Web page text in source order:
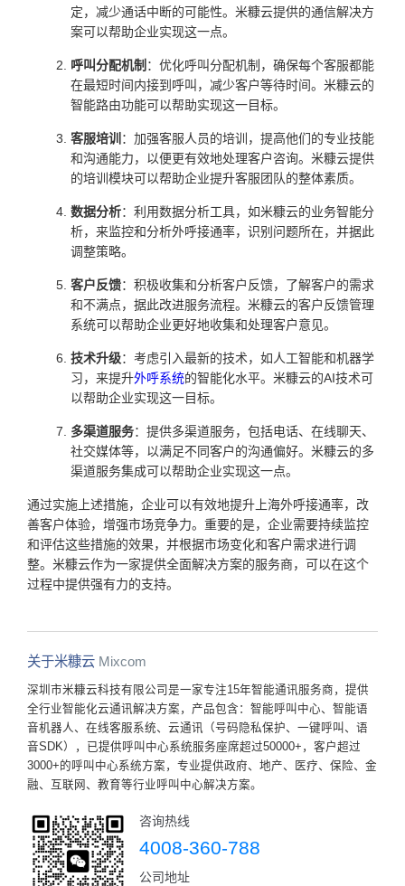
定，减少通话中断的可能性。米糠云提供的通信解决方
案可以帮助企业实现这一点。
呼叫分配机制 ：优化呼叫分配机制，确保每个客服都能
在最短时间内接到呼叫，减少客户等待时间。米糠云的
智能路由功能可以帮助实现这一目标。
客服培训 ：加强客服人员的培训，提高他们的专业技能
和沟通能力，以便更有效地处理客户咨询。米糠云提供
的培训模块可以帮助企业提升客服团队的整体素质。
数据分析：利用数据分析工具，如米糠云的业务智能分
析，来监控和分析外呼接通率，识别问题所在，并据此
调整策略。
客户反馈：积极收集和分析客户反馈，了解客户的需求
和不满点，据此改进服务流程。米糠云的客户反馈管理
系统可以帮助企业更好地收集和处理客户意见。
技术升级：考虑引入最新的技术，如人工智能和机器学
习，来提升外呼系统的智能化水平。米糠云的AI技术可
以帮助企业实现这一目标。
多渠道服务：提供多渠道服务，包括电话、在线聊天、
社交媒体等，以满足不同客户的沟通偏好。米糠云的多
渠道服务集成可以帮助企业实现这一点。
通过实施上述措施，企业可以有效地提升上海外呼接通率，改
善客户体验，增强市场竞争力。重要的是，企业需要持续监控
和评估这些措施的效果，并根据市场变化和客户需求进行调
整。米糠云作为一家提供全面解决方案的服务商，可以在这个
过程中提供强有力的支持。
关于米糠云 Mixcom
深圳市米糠云科技有限公司是一家专注15年智能通讯服务商，提供
全行业智能化云通讯解决方案，产品包含：智能呼叫中心、智能语
音机器人、在线客服系统、云通讯（号码隐私保护、一键呼叫、语
音SDK），已提供呼叫中心系统服务座席超过50000+，客户超过
3000+的呼叫中心系统方案，专业提供政府、地产、医疗、保险、金
融、互联网、教育等行业呼叫中心解决方案。
咨询热线
4008-360-788
公司地址